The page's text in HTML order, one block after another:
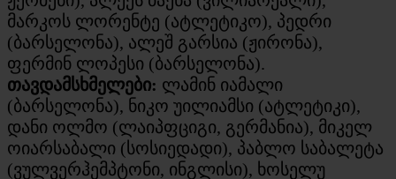
მარკოს ლორენტე (ატლეტიკო), პედრი
(ბარსელონა), ალეშ გარსია (ჟირონა),
ფერმინ ლოპესი (ბარსელონა).
თავდამსხმელები: ლამინ იამალი
(ბარსელონა), ნიკო უილიამსი (ატლეტიკი),
დანი ოლმო (ლაიპფციგი, გერმანია), მიკელ
ოიარსაბალი (სოსიედადი), პაბლო საბალეტა
(ვულვერჰემპტონი, ინგლისი), ხოსელუ